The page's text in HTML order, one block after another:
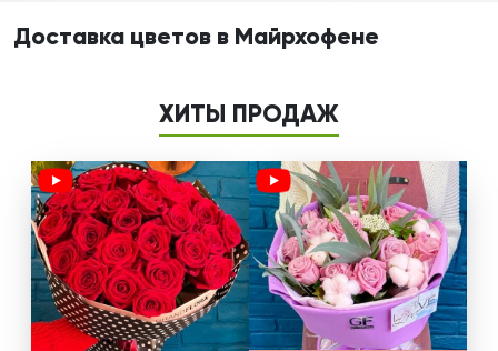
Доставка цветов в Майрхофене
ХИТЫ ПРОДАЖ